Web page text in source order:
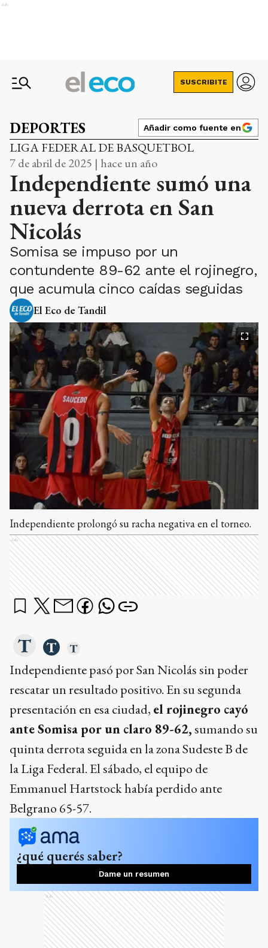
Ads
SUSCRIBITE
DEPORTES Añadir como fuente en
LIGA FEDERAL DE BASQUETBOL
7 de abril de 2025 | hace un año
Independiente sumó una
nueva derrota en San
Nicolás
Somisa se impuso por un
contundente 89-62 ante el rojinegro,
que acumula cinco caídas seguidas
El Eco de Tandil
Independiente prolongó su racha negativa en el torneo.
Ads
Independiente pasó por San Nicolás sin poder
rescatar un resultado positivo. En su segunda
presentación en esa ciudad, el rojinegro cayó
ante Somisa por un claro 89-62,sumando su
quinta derrota seguida en la zona Sudeste B de
la Liga Federal. El sábado, el equipo de
Emmanuel Hartstock había perdido ante
Belgrano 65-57.
¿qué querés saber?
Dame un resumen
Ads